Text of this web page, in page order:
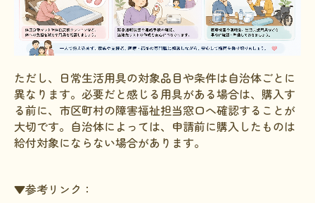
ただし、日常生活用具の対象品目や条件は自治体ごとに
異なります。必要だと感じる用具がある場合は、購入す
る前に、市区町村の障害福祉担当窓口へ確認することが
大切です。自治体によっては、申請前に購入したものは
給付対象にならない場合があります。
▼参考リンク：